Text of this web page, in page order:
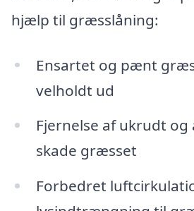
hjælp til græsslåning:
Ensartet og pænt
velholdt ud
Fjernelse af ukrudt
skade græsset
Forbedret